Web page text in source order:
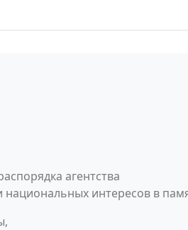
агентства
интересов в